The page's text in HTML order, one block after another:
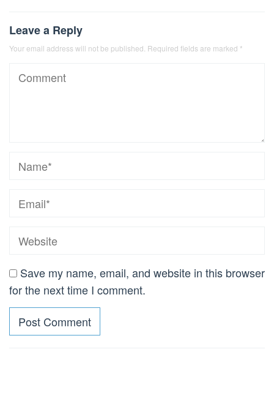
Leave a Reply
Your email address will not be published. Required fields are marked *
Save my name, email, and website in this browser
for the next time I comment.